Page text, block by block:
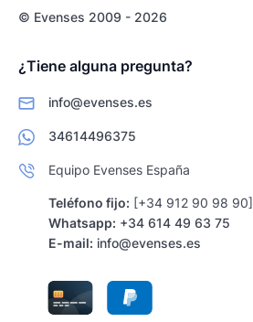
© Evenses 2009 - 2026
¿Tiene alguna pregunta?
info@evenses.es
34614496375
Equipo Evenses España
Teléfono fijo: [+34 912 90 98 90]
Whatsapp: +34 614 49 63 75
E-mail: info@evenses.es